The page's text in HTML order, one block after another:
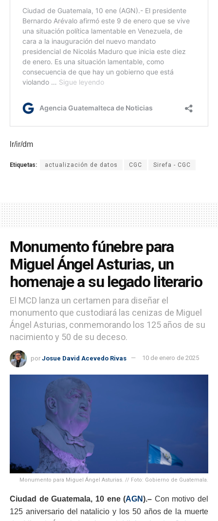
lr/ir/dm
Etiquetas: actualización de datos CGC Sirefa - CGC
Monumento fúnebre para
Miguel Ángel Asturias, un
homenaje a su legado literario
El MCD lanza un certamen para diseñar el
monumento que custodiará las cenizas de Miguel
Ángel Asturias, conmemorando los 125 años de su
nacimiento y 50 de su deceso.
por Josue David Acevedo Rivas 10 de enero de 2025
Monumento para Miguel Ángel Asturias. // Foto: Gobierno de Guatemala.
Ciudad de Guatemala, 10 ene (AGN).– Con motivo del
125 aniversario del natalicio y los 50 años de la muerte